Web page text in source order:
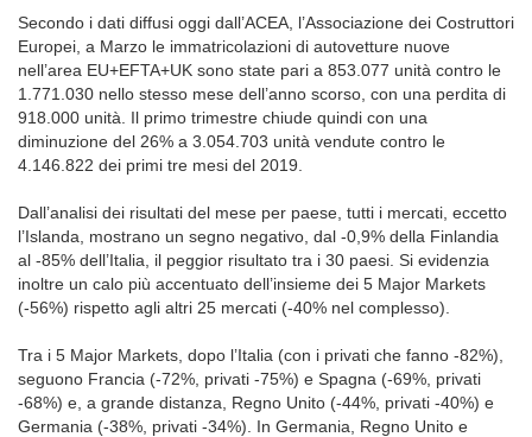
Secondo i dati diffusi oggi dall’ACEA, l’Associazione dei Costruttori
Europei, a Marzo le immatricolazioni di autovetture nuove
nell’area EU+EFTA+UK sono state pari a 853.077 unità contro le
1.771.030 nello stesso mese dell’anno scorso, con una perdita di
918.000 unità. Il primo trimestre chiude quindi con una
diminuzione del 26% a 3.054.703 unità vendute contro le
4.146.822 dei primi tre mesi del 2019.
Dall’analisi dei risultati del mese per paese, tutti i mercati, eccetto
l’Islanda, mostrano un segno negativo, dal -0,9% della Finlandia
al -85% dell’Italia, il peggior risultato tra i 30 paesi. Si evidenzia
inoltre un calo più accentuato dell’insieme dei 5 Major Markets
(-56%) rispetto agli altri 25 mercati (-40% nel complesso).
Tra i 5 Major Markets, dopo l’Italia (con i privati che fanno -82%),
seguono Francia (-72%, privati -75%) e Spagna (-69%, privati
-68%) e, a grande distanza, Regno Unito (-44%, privati -40%) e
Germania (-38%, privati -34%). In Germania, Regno Unito e